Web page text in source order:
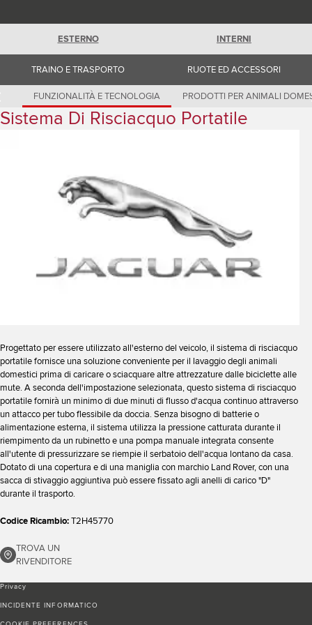
Switzerland (German)
Switzerland (French)
United Kingdom (English)
USA (English)
ESTERNO INTERNI
TRAINO E TRASPORTO RUOTE ED ACCESSORI
FUNZIONALITÀ E TECNOLOGIA PRODOTTI PER ANIMALI
Sistema Di Risciacquo Portatile
Progettato per essere utilizzato all'esterno del veicolo, il sistema di risciacquo
portatile fornisce una soluzione conveniente per il lavaggio degli animali
domestici prima di caricare o sciacquare altre attrezzature dalle biciclette alle
mute. A seconda dell'impostazione selezionata, questo sistema di risciacquo
portatile fornirà un minimo di due minuti di flusso d'acqua continuo attraverso
un attacco per tubo flessibile da doccia. Senza bisogno di batterie o
alimentazione esterna, il sistema utilizza la pressione catturata durante il
riempimento da un rubinetto e una pompa manuale integrata consente
all'utente di pressurizzare se riempie il serbatoio dell'acqua lontano da casa.
Dotato di una copertura e di una maniglia con marchio Land Rover, con una
sacca di stivaggio aggiuntiva può essere fissato agli anelli di carico "D"
durante il trasporto.
Codice Ricambio:T2H45770
TROVA UN
RIVENDITORE
Privacy
INCIDENTE INFORMATICO